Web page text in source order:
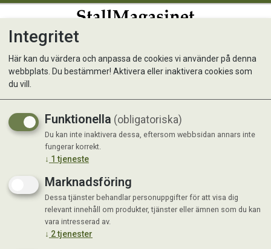
Skrubbsvamp 4%
klorhexidin diglukonat
Integritet
Här kan du värdera och anpassa de cookies vi använder på denna
webbplats. Du bestämmer! Aktivera eller inaktivera cookies som
du vill.
Funktionella (obligatoriska)
Du kan inte inaktivera dessa, eftersom webbsidan annars inte
fungerar korrekt.
↓ 1 tjeneste
Marknadsföring
Dessa tjänster behandlar personuppgifter för att visa dig
relevant innehåll om produkter, tjänster eller ämnen som du kan
vara intresserad av.
↓ 2tjenester